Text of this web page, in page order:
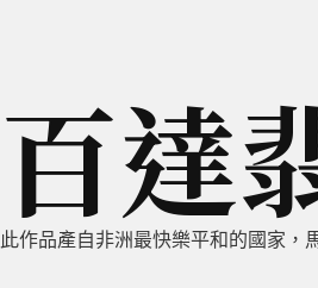
百達
此作品產自非洲最快樂平和的國家，